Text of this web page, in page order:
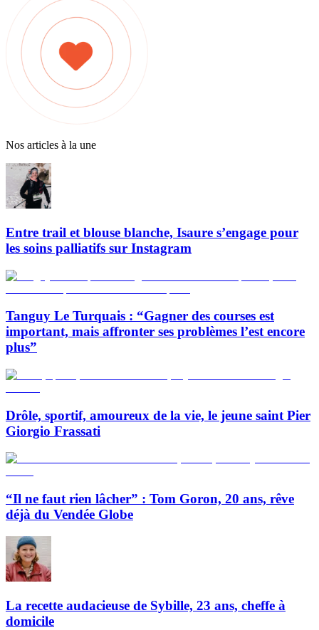
Nos articles à la une
Entre trail et blouse blanche, Isaure s’engage pour
les soins palliatifs sur Instagram
Tanguy Le Turquais : “Gagner des courses est
important, mais affronter ses problèmes l’est encore
plus”
Drôle, sportif, amoureux de la vie, le jeune saint Pier
Giorgio Frassati
“Il ne faut rien lâcher” : Tom Goron, 20 ans, rêve
déjà du Vendée Globe
La recette audacieuse de Sybille, 23 ans, cheffe à
domicile